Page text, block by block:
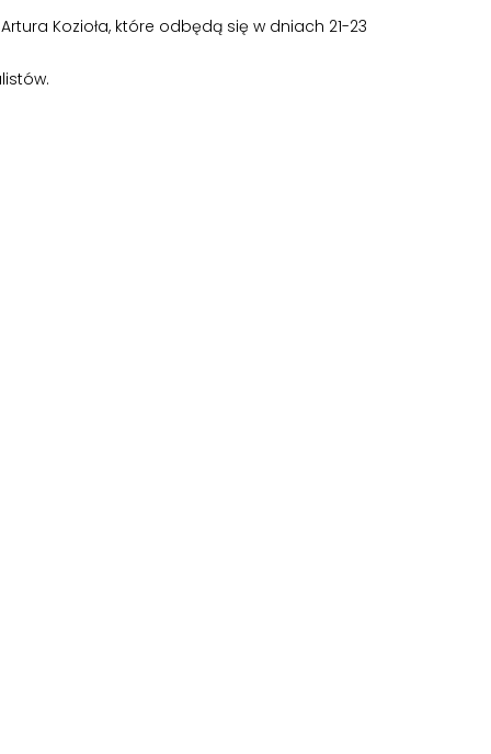
Kozioła, które odbędą się w dniach 21-23